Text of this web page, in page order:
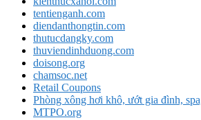
tentienganh.com
diendanthongtin.com
thutucdangky.com
thuviendinhduong.com
doisong.org
chamsoc.net
Retail Coupons
Phòng xông hơi khô, ướt gia đình,
MTPO.org